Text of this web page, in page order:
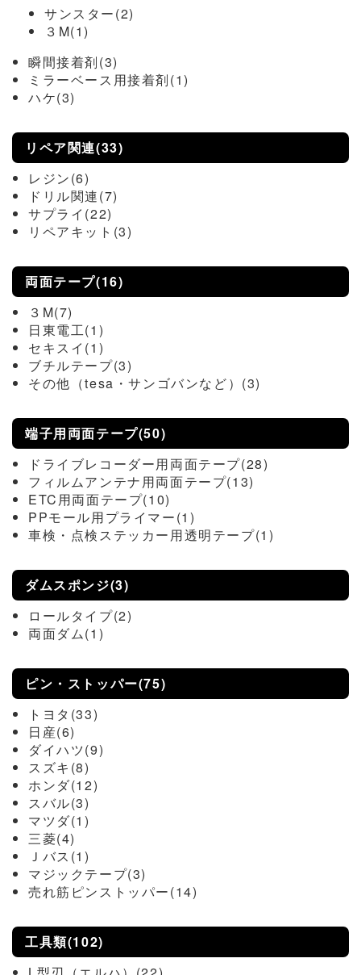
サンスター(2)
３M(1)
瞬間接着剤(3)
ミラーベース用接着剤(1)
ハケ(3)
リペア関連(33)
レジン(6)
ドリル関連(7)
サプライ(22)
リペアキット(3)
両面テープ(16)
３M(7)
日東電工(1)
セキスイ(1)
ブチルテープ(3)
その他（tesa・サンゴバンなど）(3)
端子用両面テープ(50)
ドライブレコーダー用両面テープ(28)
フィルムアンテナ用両面テープ(13)
ETC用両面テープ(10)
PPモール用プライマー(1)
車検・点検ステッカー用透明テープ(1)
ダムスポンジ(3)
ロールタイプ(2)
両面ダム(1)
ピン・ストッパー(75)
トヨタ(33)
日産(6)
ダイハツ(9)
スズキ(8)
ホンダ(12)
スバル(3)
マツダ(1)
三菱(4)
Ｊバス(1)
マジックテープ(3)
売れ筋ピンストッパー(14)
工具類(102)